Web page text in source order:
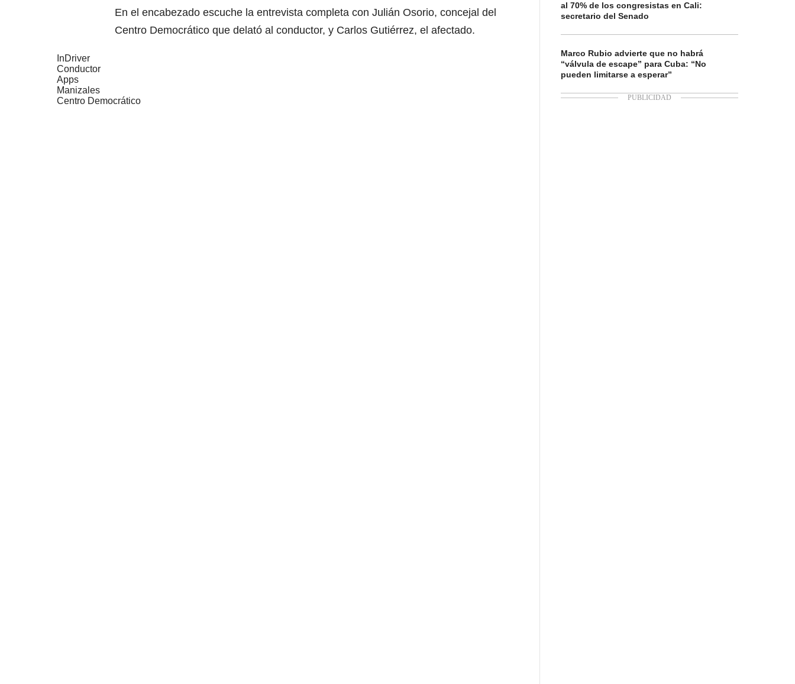
En el encabezado escuche la entrevista completa con Julián Osorio, concejal del
Centro Democrático que delató al conductor, y Carlos Gutiérrez, el afectado.
InDriver
Conductor
Apps
Manizales
Centro Democrático
al 70% de los congresistas en Cali:
secretario del Senado
Marco Rubio advierte que no habrá
“válvula de escape” para Cuba: “No
pueden limitarse a esperar”